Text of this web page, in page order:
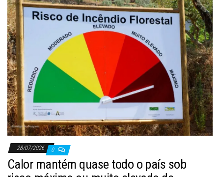
28/07/2026 0
Calor mantém quase todo o país sob